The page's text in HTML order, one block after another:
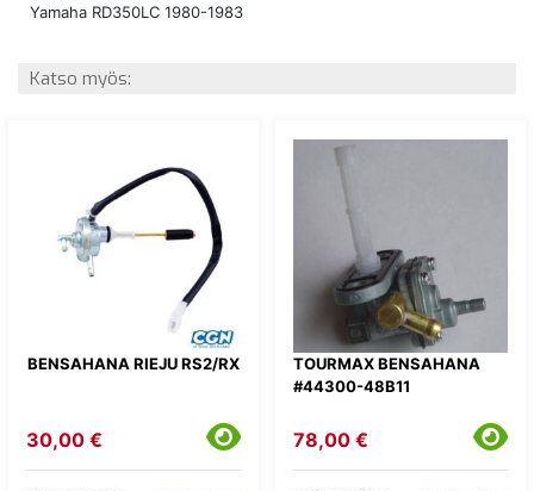
Yamaha RD350LC 1980-1983
Katso myös:
BENSAHANA RIEJU RS2/RX
30,00 €
TOURMAX BENSAHANA
#44300-48B11
78,00 €